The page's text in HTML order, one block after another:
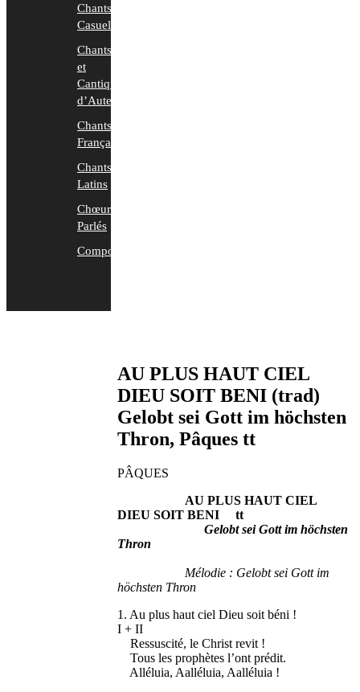
AU PLUS HAUT CIEL
DIEU SOIT BENI (trad)
Gelobt sei Gott im höchsten
Thron, Pâques tt
PÂQUES
AU PLUS HAUT CIEL
DIEU SOIT BENI tt
Gelobt sei Gott im höchsten
Thron
Mélodie : Gelobt sei Gott im
höchsten Thron
1. Au plus haut ciel Dieu soit béni !
I + II
Ressuscité, le Christ revit !
Tous les prophètes l’ont prédit.
Alléluia, Aalléluia, Aalléluia !
Chants
Casuels
Chants
et
Cantiques
d’Auteurs
Chants
Français
Chants
Latins
Chœurs
Parlés
Compositions